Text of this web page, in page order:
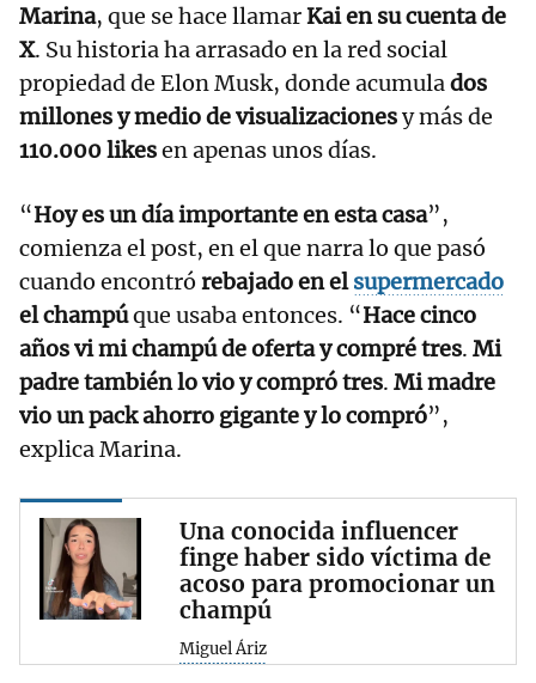
Marina, que se hace llamarKai en su cuenta de
X. Su historia ha arrasado en la red social
propiedad de Elon Musk, donde acumulados
millones y medio de visualizacionesy más de
110.000 likesen apenas unos días.
“Hoy es un día importante en esta casa”,
comienza el post, en el que narra lo que pasó
cuando encontró rebajado en elsupermercado
el champúque usaba entonces. “Hace cinco
años vi mi champú de oferta y compré tres. Mi
padre también lo vio y compró tres. Mi madre
vio un pack ahorro gigante y lo compró”,
explica Marina.
Una conocida influencer
finge haber sido víctima de
acoso para promocionar un
champú
Miguel Áriz